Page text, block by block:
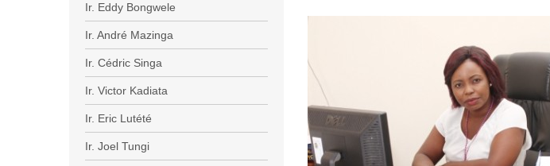
Ir. Eddy Bongwele
Ir. André Mazinga
Ir. Cédric Singa
Ir. Victor Kadiata
Ir. Eric Lutété
Ir. Joel Tungi